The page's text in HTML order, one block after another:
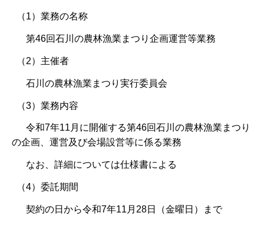
（1）業務の名称
第46回石川の農林漁業まつり企画運営等業務
（2）主催者
石川の農林漁業まつり実行委員会
（3）業務内容
令和7年11月に開催する第46回石川の農林漁業まつり
の企画、運営及び会場設営等に係る業務
なお、詳細については仕様書による
（4）委託期間
契約の日から令和7年11月28日（金曜日）まで